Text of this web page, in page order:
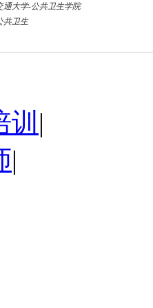
通大学-公共卫生学院
共卫生
天津市
|
|